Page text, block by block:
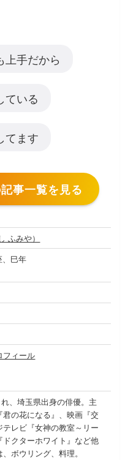
上手だから
ている
てます
事一覧を見る
ふみや）
、巳年
フィール
、埼玉県出身の俳優。主
の花になる』、映画『交
レビ『女神の教室～リー
クターホワイト』など他
ボウリング、料理。